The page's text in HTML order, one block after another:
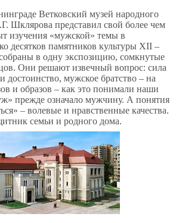
Ветковский музей народного
Шклярова представил свой более чем
изучения «мужской» темы в
десятков памятников культуры XII –
в одну экспозицию, сомкнутые
Они решают извечный вопрос: сила
достоинство, мужское братство – на
и образов – как это понимали наши
прежде означало мужчину. А понятия
– волевые и нравственные качества.
семьи и родного дома.